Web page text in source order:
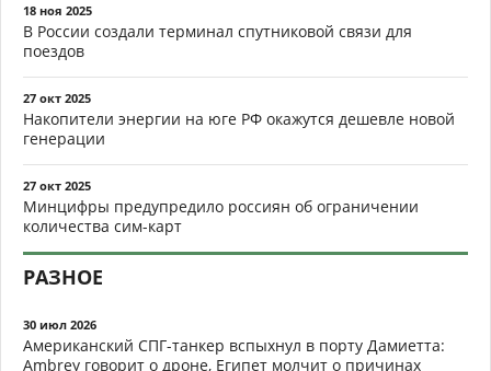
18 ноя 2025
В России создали терминал спутниковой связи для
поездов
27 окт 2025
Накопители энергии на юге РФ окажутся дешевле новой
генерации
27 окт 2025
Минцифры предупредило россиян об ограничении
количества сим-карт
РАЗНОЕ
30 июл 2026
Американский СПГ-танкер вспыхнул в порту Дамиетта:
Ambrey говорит о дроне, Египет молчит о причинах